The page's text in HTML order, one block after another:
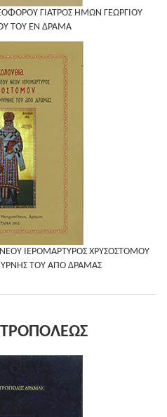
ΓΙΑΤΡΟΣ ΗΜΩΝ ΓΕΩΡΓΙΟΥ
ΤΟΥ ΕΝ ΔΡΑΜΑ
ΙΕΡΟΜΑΡΤΥΡΟΣ ΧΡΥΣΟΣΤΟΜΟΥ
ΤΟΥ ΑΠΟ ΔΡΑΜΑΣ